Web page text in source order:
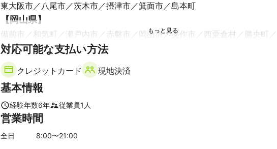
撮影プランの組み立てやポージングなどのアドバイスもさせていただきます。
撮影を依頼する上で、不安に思っていることや分からないことがあるかと思います。
どんなことでも、お気軽に相談してください。
また、個人、ペア、ご家族、グループ、法人などいろいろな場面でお受けできますので
東大阪市
八尾市 茨木市 摂津市 箕面市 島本町
【岡山県】
備前市 和気町 瀬戸内市 赤磐市 岡山市 美作市 西粟倉村 勝央町
津山市
美咲町 久米南町
【兵庫県
姫路市 太子町 たつの市 福崎町
播磨町
赤穂市
神戸市
多可町 西脇市
猪名川町
宍粟市
対応可能な支払い方法
クレジットカード 現地決済
基本情報
経験年数6年 従業員1 人
営業時間
全日 8:00〜21:00